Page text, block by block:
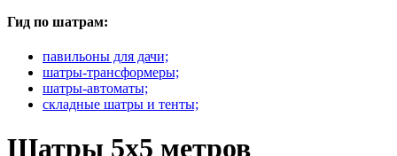
Гид по шатрам:
павильоны для дачи;
шатры-трансформеры;
шатры-автоматы;
складные шатры и тенты;
Шатры 5х5 метров